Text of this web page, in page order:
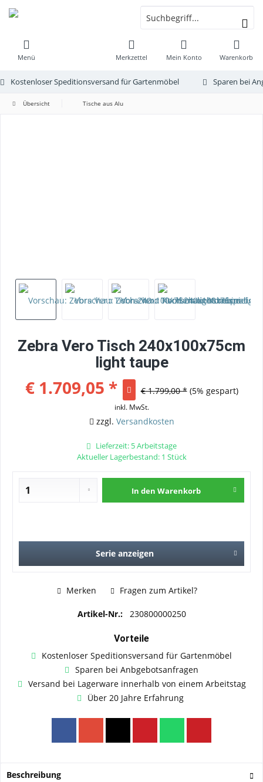
Menü Warenkorb
Merkzettel Mein Konto
Kostenloser Speditionsversand für Gartenmöbel Sparen bei
Übersicht Tische aus Alu
Zebra Vero Tisch 240x100x75cm
light taupe
€ 1.709,05 * € 1.799,00 * (5% gespart)
inkl. MwSt.
zzgl. Versandkosten
Lieferzeit: 5 Arbeitstage
Aktueller Lagerbestand: 1 Stück
In den Warenkorb
Serie anzeigen
Merken Fragen zum Artikel?
Artikel-Nr.: 230800000250
Vorteile
Kostenloser Speditionsversand für Gartenmöbel
Sparen bei Anbgebotsanfragen
Versand bei Lagerware innerhalb von einem Arbeitstag
Über 20 Jahre Erfahrung
Beschreibung